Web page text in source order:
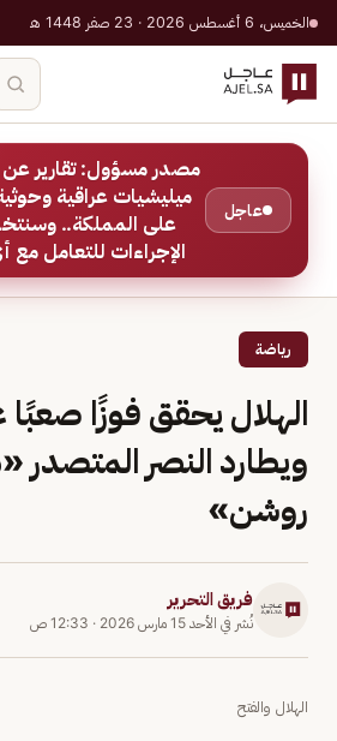
الخميس، 6 أغسطس 2026 · 23 صفر 1448 هـ
عاجل
مصدر مسؤول: تقارير عن
ميليشيات عراقية
على المملكة..
الإجراءات للتعامل
رياضة
الهلال يحقق فوزًا صعبًا
ويطارد النصر المتصدر
روشن»
فريق التحرير
نُشر في الأحد 15 مارس 2026 · 12:33 ص
الهلال والفتح